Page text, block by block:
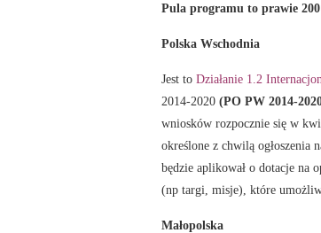
Pula programu to prawie 200
Polska Wschodnia
Jest to Działanie 1.2
2014-2020 (PO PW 2014-
wniosków rozpocznie się w
określone z chwilą ogłoszenia
będzie aplikował o dotacje na
(np targi, misje), które
Małopolska